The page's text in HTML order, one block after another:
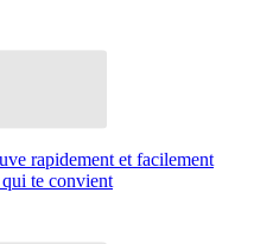
rapidement et facilement
te convient